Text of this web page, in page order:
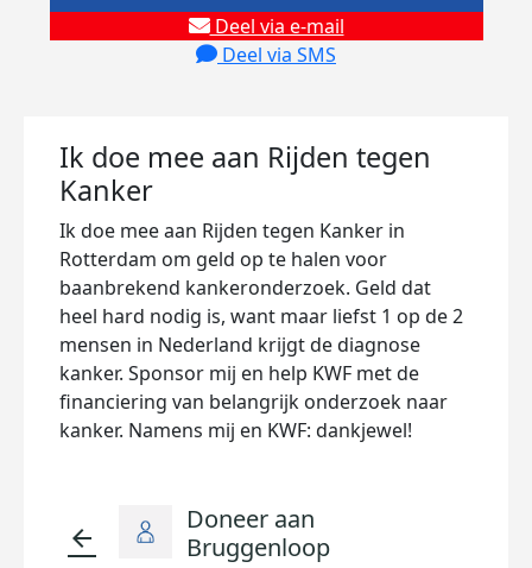
Deel via e-mail
Deel via SMS
Ik doe mee aan Rijden tegen
Kanker
Ik doe mee aan Rijden tegen Kanker in
Rotterdam om geld op te halen voor
baanbrekend kankeronderzoek. Geld dat
heel hard nodig is, want maar liefst 1 op de 2
mensen in Nederland krijgt de diagnose
kanker. Sponsor mij en help KWF met de
financiering van belangrijk onderzoek naar
kanker. Namens mij en KWF: dankjewel!
arrow_back
Doneer aan
Bruggenloop